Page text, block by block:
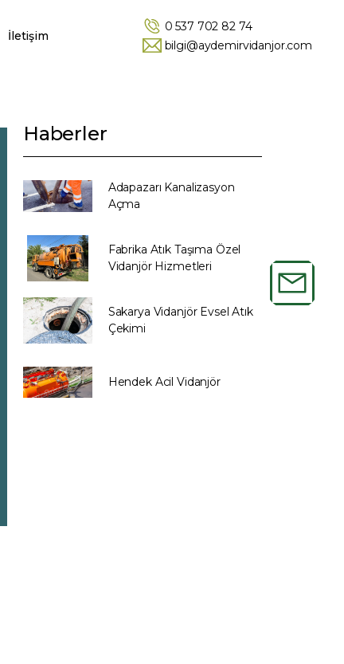
İletişim
0 537 702 82 74
bilgi@aydemirvidanjor.com
Haberler
Adapazarı Kanalizasyon
Açma
Fabrika Atık Taşıma Özel
Vidanjör Hizmetleri
Sakarya Vidanjör Evsel Atık
Çekimi
Hendek Acil Vidanjör